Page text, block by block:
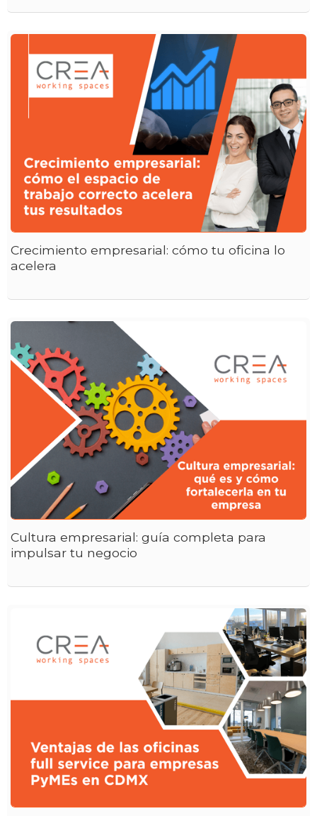
Crecimiento empresarial: cómo tu oficina lo
acelera
Cultura empresarial: guía completa para
impulsar tu negocio